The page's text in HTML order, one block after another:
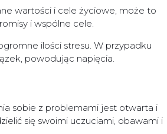
wartości i cele życiowe, może to
i wspólne cele.
ilości stresu. W przypadku
powodując napięcia.
sobie z problemami jest otwarta i
się swoimi uczuciami, obawami i